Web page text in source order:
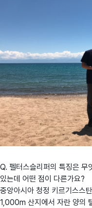
Q. 펠터스슬리퍼의 특징은 무
있는데 어떤 점이 다른가요?
중앙아시아 청정 키르기스스
1,000m 산지에서 자란 양의